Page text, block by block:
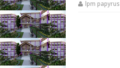
lpm papyrus